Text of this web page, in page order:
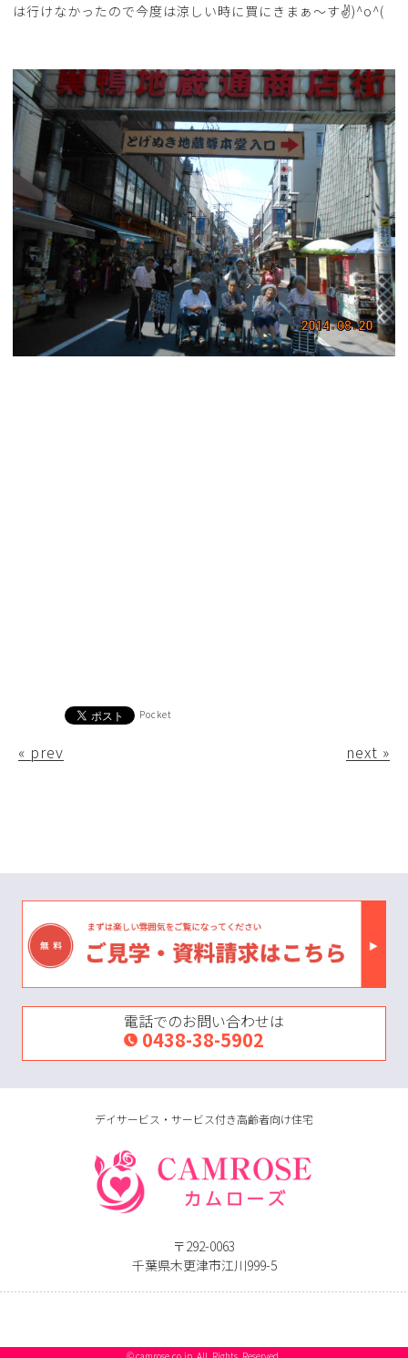
は行けなかったので今度は涼しい時に買にきまぁ～す✌)^o^(
Pocket
« prev next »
電話でのお問い合わせは
0438-38-5902
デイサービス・サービス付き高齢者向け住宅
〒292-0063
千葉県木更津市江川999-5